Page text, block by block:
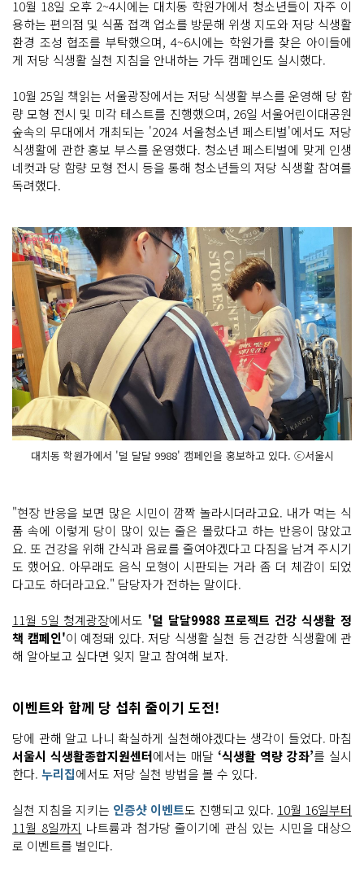
10월 18일 오후 2~4시에는 대치동 학원가에서 청소년들이 자주 이
용하는 편의점 및 식품 접객 업소를 방문해 위생 지도와 저당 식생활
환경 조성 협조를 부탁했으며, 4~6시에는 학원가를 찾은 아이들에
게 저당 식생활 실천 지침을 안내하는 가두 캠페인도 실시했다.
10월 25일 책읽는 서울광장에서는 저당 식생활 부스를 운영해 당 함
량 모형 전시 및 미각 테스트를 진행했으며, 26일 서울어린이대공원
숲속의 무대에서 개최되는 '2024 서울청소년 페스티벌'에서도 저당
식생활에 관한 홍보 부스를 운영했다. 청소년 페스티벌에 맞게 인생
네컷과 당 함량 모형 전시 등을 통해 청소년들의 저당 식생활 참여를
독려했다.
대치동 학원가에서 '덜 달달 9988' 캠페인을 홍보하고 있다. ⓒ서울시
"현장 반응을 보면 많은 시민이 깜짝 놀라시더라고요. 내가 먹는 식
품 속에 이렇게 당이 많이 있는 줄은 몰랐다고 하는 반응이 많았고
요. 또 건강을 위해 간식과 음료를 줄여야겠다고 다짐을 남겨 주시기
도 했어요. 아무래도 음식 모형이 시판되는 거라 좀 더 체감이 되었
다고도 하더라고요." 담당자가 전하는 말이다.
11월 5일 청계광장에서도 '덜 달달9988 프로젝트 건강 식생활 정
책 캠페인'이 예정돼 있다. 저당 식생활 실천 등 건강한 식생활에 관
해 알아보고 싶다면 잊지 말고 참여해 보자.
이벤트와 함께 당 섭취 줄이기 도전!
당에 관해 알고 나니 확실하게 실천해야겠다는 생각이 들었다. 마침
서울시 식생활종합지원센터에서는 매달 ‘식생활 역량 강좌’를 실시
한다. 누리집에서도 저당 실천 방법을 볼 수 있다.
실천 지침을 지키는 인증샷 이벤트도 진행되고 있다. 10월 16일부터
11월 8일까지 나트륨과 첨가당 줄이기에 관심 있는 시민을 대상으
로 이벤트를 벌인다.